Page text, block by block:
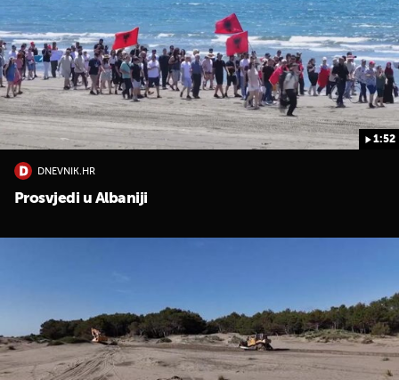
1:52
DNEVNIK.HR
Prosvjedi u Albaniji